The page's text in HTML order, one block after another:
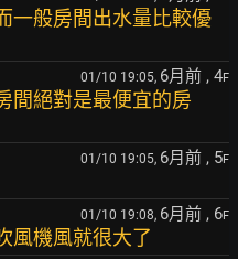
一般房間出水量比較優
01/10 19:05, 6月前 , 4F
間絕對是最便宜的房
01/10 19:05, 6月前 , 5F
01/10 19:08, 6月前 , 6F
風機風就很大了